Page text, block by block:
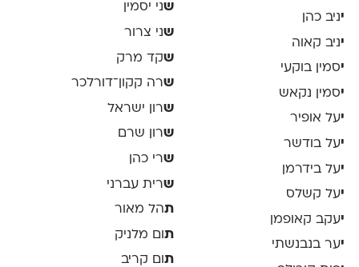
יניב כהן
יניב קאוה
יסמין בוקעי
יסמין נקאש
יעל אופיר
יעל בודשר
יעל בידרמן
יעל קשלס
יעקב קאופמן
יער בנבנשתי
שני יסמין
שני צרור
שקד מרק
שרה קקון־דורלכר
שרון ישראל
שרון שרם
שרי כהן
שרית עברני
תהל מאור
ת ום מלניק
תום קריב